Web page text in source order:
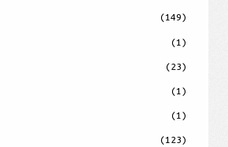
(149)
(1)
(23)
(1)
(1)
(123)